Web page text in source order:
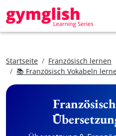
Startseite
Französisch lernen
📚 Französisch Vokabeln